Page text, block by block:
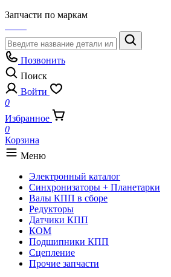
Запчасти по маркам
Позвонить
Поиск
Войти
0
Избранное
0
Корзина
Меню
Электронный каталог
Синхронизаторы + Планетарки
Валы КПП в сборе
Редукторы
Датчики КПП
КОМ
Подшипники КПП
Сцепление
Прочие запчасти